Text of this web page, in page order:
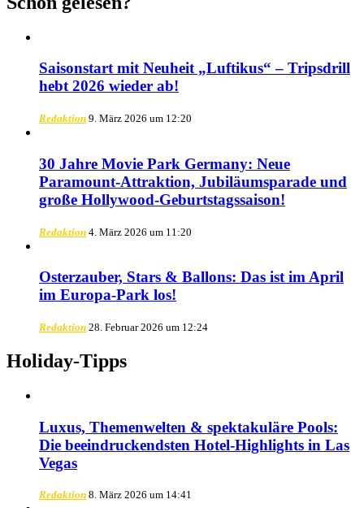
Saisonstart mit Neuheit „Luftikus“ – Tripsdrill
hebt 2026 wieder ab!
Redaktion 9. März 2026 um 12:20
30 Jahre Movie Park Germany: Neue
Paramount-Attraktion, Jubiläumsparade und
große Hollywood-Geburtstagssaison!
Redaktion 4. März 2026 um 11:20
Osterzauber, Stars & Ballons: Das ist im April
im Europa-Park los!
Redaktion 28. Februar 2026 um 12:24
Holiday-Tipps
Luxus, Themenwelten & spektakuläre Pools:
Die beeindruckendsten Hotel-Highlights in Las
Vegas
Redaktion 8. März 2026 um 14:41